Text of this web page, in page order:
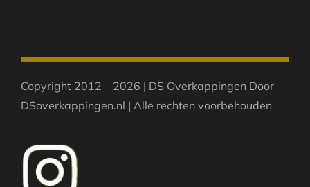
Copyright 2012 – 2026 | DS Overkappingen Door
DSoverkappingen.nl | Alle rechten voorbehouden